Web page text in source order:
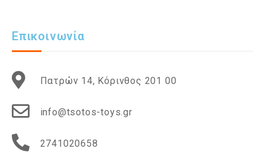
Επικοινωνία
Πατρών 14, Κόρινθος 201 00
info@tsotos-toys.gr
2741020658